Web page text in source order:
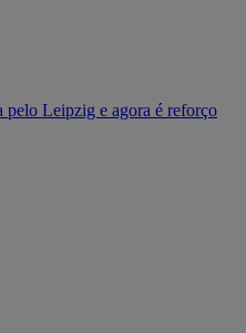
pelo Leipzig e agora é reforço